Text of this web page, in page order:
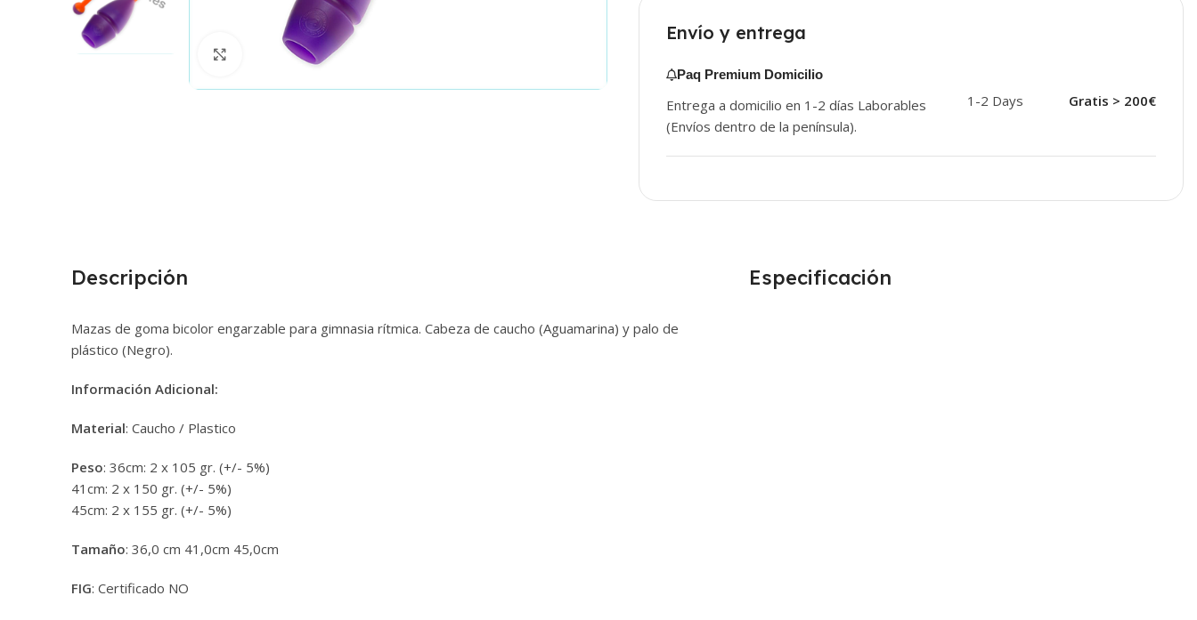
Haga clic para ampliar
Envío y entrega
Paq Premium Domicilio
Entrega a domicilio en 1-2 días Laborables
(Envíos dentro de la península).
1-2 Days Gratis > 200€
Descripción
Mazas de goma bicolor engarzable para gimnasia rítmica. Cabeza de caucho (Aguamarina) y palo de
plástico (Negro).
Información Adicional:
Material: Caucho / Plastico
Peso: 36cm: 2 x 105 gr. (+/- 5%)
41cm: 2 x 150 gr. (+/- 5%)
45cm: 2 x 155 gr. (+/- 5%)
Tamaño: 36,0 cm 41,0cm 45,0cm
FIG: Certificado NO
Especificación